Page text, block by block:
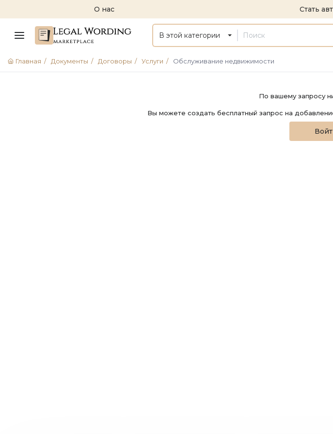
О нас Стать
В этой категории
Главная / Документы / Договоры / Услуги / Обслуживание недвижимости
По вашему запросу
Вы можете создать бесплатный запрос на